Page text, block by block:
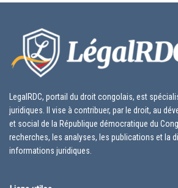
LegalRDC, portail du droit congolais, est
juridiques. Il vise à contribuer, par le droit, au
et social de la République démocratique du
recherches, les analyses, les publications et la
informations juridiques.